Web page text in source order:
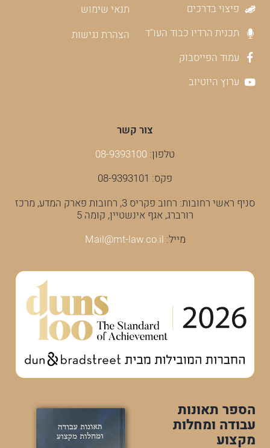
פיצוי בדרכים
תכנית הרדיו כבוד העו"ד
עמוד הפייסבוק
ערוץ היוטיוב
תנאי שימוש
הצהרת נגישות
צור קשר
טלפון: 08-9393100
פקס: 08-9393101
סניף ראשי רחובות: רחוב פקריס 3, רחובות פארק המדע, מרכז
רורברג, אגף אינשטיין, קומה 5
מייל: Mail@mt-law.co.il
הספר תאונות
עבודה ומחלות
מקצוע